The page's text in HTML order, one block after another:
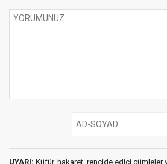
UYARI: Küfür, hakaret, rencide edici cümleler